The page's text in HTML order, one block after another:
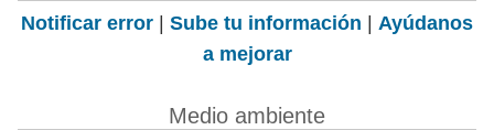
Notificar error | Sube tu información | Ayúdanos
a mejorar
Medio ambiente